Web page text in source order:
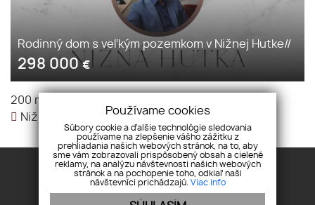
Rodinný dom s veľkým pozemkom v Nižnej Hutke//
298 000€
200 m
Nižná Hutka,
Používame cookies
Súbory cookie a ďalšie technológie sledovania
používame na zlepšenie vášho zážitku z
prehliadania našich webových stránok, na to, aby
sme vám zobrazovali prispôsobený obsah a cielené
reklamy, na analýzu návštevnosti našich webových
stránok a na pochopenie toho, odkiaľ naši
návštevníci prichádzajú. Viac info